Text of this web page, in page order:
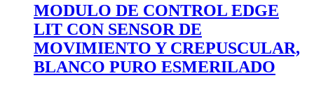
MODULO DE CONTROL EDGE
LIT CON SENSOR DE
MOVIMIENTO Y CREPUSCULAR,
BLANCO PURO ESMERILADO